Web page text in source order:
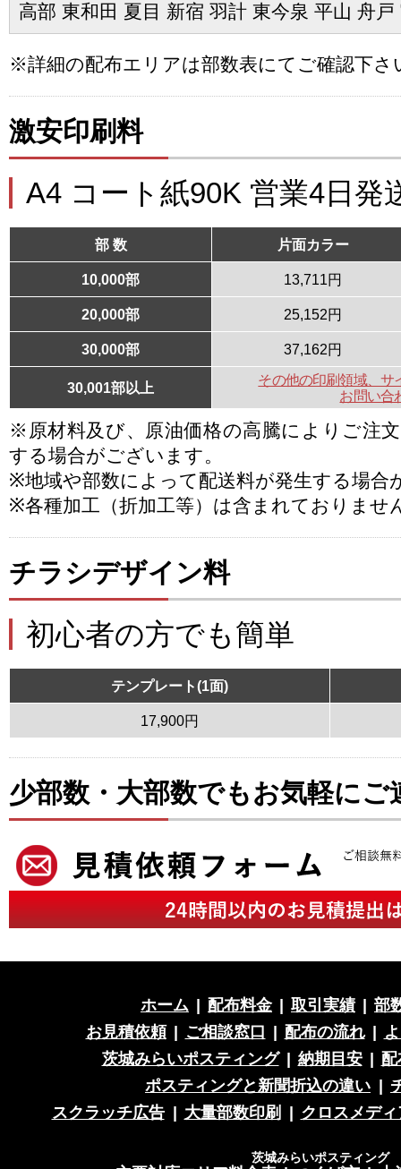
高部 東和田 夏目 新宿 羽計 東今泉 平山 舟
※詳細の配布エリアは部数表にてご確認下さ
激安印刷料
A4 コート紙90K 営業4日発
部 数 片面カラー
10,000部 13,711円
20,000部 25,152円
30,000部 37,162円
30,001部以上
その他の印刷領域、サ
お問い合
※原材料及び、原油価格の高騰によりご注
する場合がございます。
※地域や部数によって配送料が発生する場合
※各種加工（折加工等）は含まれておりませ
チラシデザイン料
初心者の方でも簡単
テンプレート(1面)
17,900円
少部数・大部数でもお気軽にご
ホーム 配布料金 取引実績
部
お見積依頼
ご相談窓口 配布の流れ
茨城みらいポスティング
納期目安
ポスティングと新聞折込の違い
スクラッチ広告
大量部数印刷 クロスメディ
茨城みらいポスティング